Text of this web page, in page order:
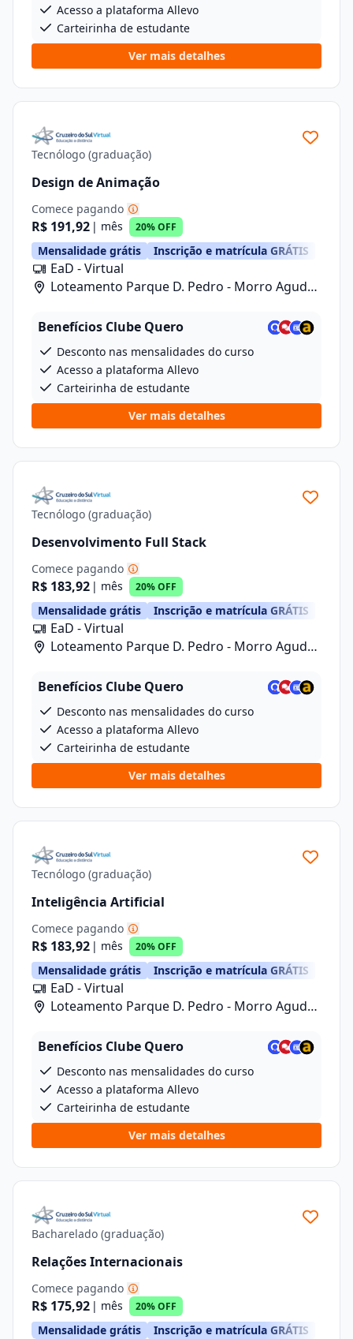
Acesso a plataforma Allevo
Carteirinha de estudante
Ver mais detalhes
Tecnólogo (graduação)
Design de Animação
Comece pagando
R$ 191,92 | mês 20% OFF
Mensalidade grátis Inscrição e matrícula GRÁTIS
EaD - Virtual
Loteamento Parque D. Pedro - Morro Agudo/
Benefícios Clube Quero
Desconto nas mensalidades do curso
Acesso a plataforma Allevo
Carteirinha de estudante
Ver mais detalhes
Tecnólogo (graduação)
Desenvolvimento Full Stack
Comece pagando
R$ 183,92 | mês 20% OFF
Mensalidade grátis Inscrição e matrícula GRÁTIS
EaD - Virtual
Loteamento Parque D. Pedro - Morro Agudo/
Benefícios Clube Quero
Desconto nas mensalidades do curso
Acesso a plataforma Allevo
Carteirinha de estudante
Ver mais detalhes
Tecnólogo (graduação)
Inteligência Artificial
Comece pagando
R$ 183,92 | mês 20% OFF
Mensalidade grátis Inscrição e matrícula GRÁTIS
EaD - Virtual
Loteamento Parque D. Pedro - Morro Agudo/
Benefícios Clube Quero
Desconto nas mensalidades do curso
Acesso a plataforma Allevo
Carteirinha de estudante
Ver mais detalhes
Bacharelado (graduação)
Relações Internacionais
Comece pagando
R$ 175,92 | mês 20% OFF
Mensalidade grátis Inscrição e matrícula GRÁTIS